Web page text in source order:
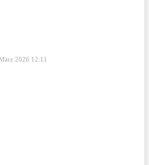
2026 12:11